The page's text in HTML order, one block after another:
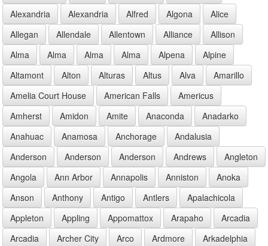
Alexandria
Alexandria Alfred Algona
Alice
Allegan
Allendale Allentown Alliance
Allison
Alma
Alma Alma Alma Alpena
Alpine
Altamont
Alton Alturas Altus Alva
Amarillo
Amelia Court House
American Falls
Americus
Amherst
Amidon Amite Anaconda
Anadarko
Anahuac
Anamosa Anchorage
Andalusia
Anderson
Anderson Anderson Andrews
Angleton
Angola
Ann Arbor Annapolis Anniston
Anoka
Anson
Anthony Antigo Antlers
Apalachicola
Appleton
Appling Appomattox Arapaho
Arcadia
Arcadia
Archer City Arco Ardmore
Arkadelphia